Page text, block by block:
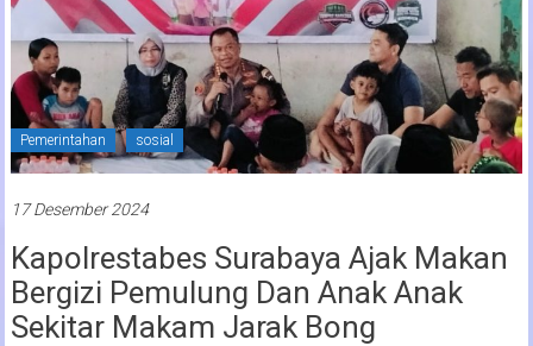
Pemerintahan sosial
17 Desember 2024
Kapolrestabes Surabaya Ajak Makan
Bergizi Pemulung Dan Anak Anak
Sekitar Makam Jarak Bong